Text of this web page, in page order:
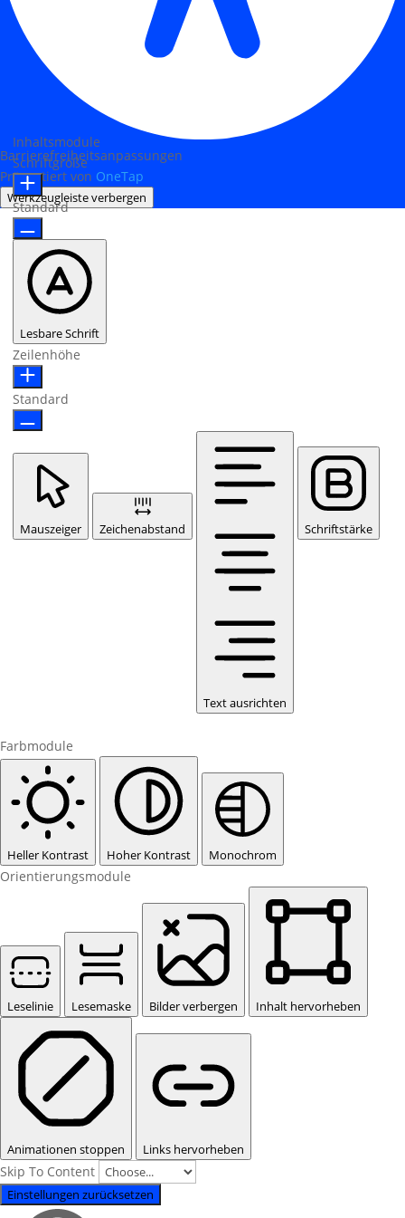
Barrierefreiheitsanpassungen
Präsentiert von OneTap
Werkzeugleiste verbergen
Inhaltsmodule
Schriftgröße
Standard
Lesbare Schrift
Zeilenhöhe
Standard
Mauszeiger Zeichenabstand
Text ausrichten
Schriftstärke
Farbmodule
Heller Kontrast Hoher Kontrast Monochrom
Orientierungsmodule
Leselinie Lesemaske Bilder verbergen Inhalt hervorheben
Animationen stoppen Links hervorheben
Skip To Content
Einstellungen zurücksetzen